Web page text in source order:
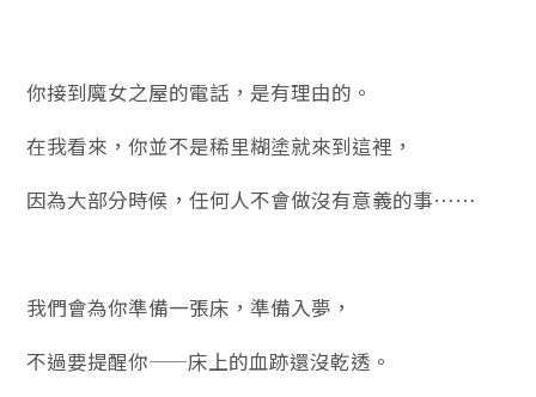
你接到魔女之屋的電話，是有理由的。
在我看來，你並不是稀里糊塗就來到這裡，
因為大部分時候，任何人不會做沒有意義的事……
我們會為你準備一張床，準備入夢，
不過要提醒你——床上的血跡還沒乾透。